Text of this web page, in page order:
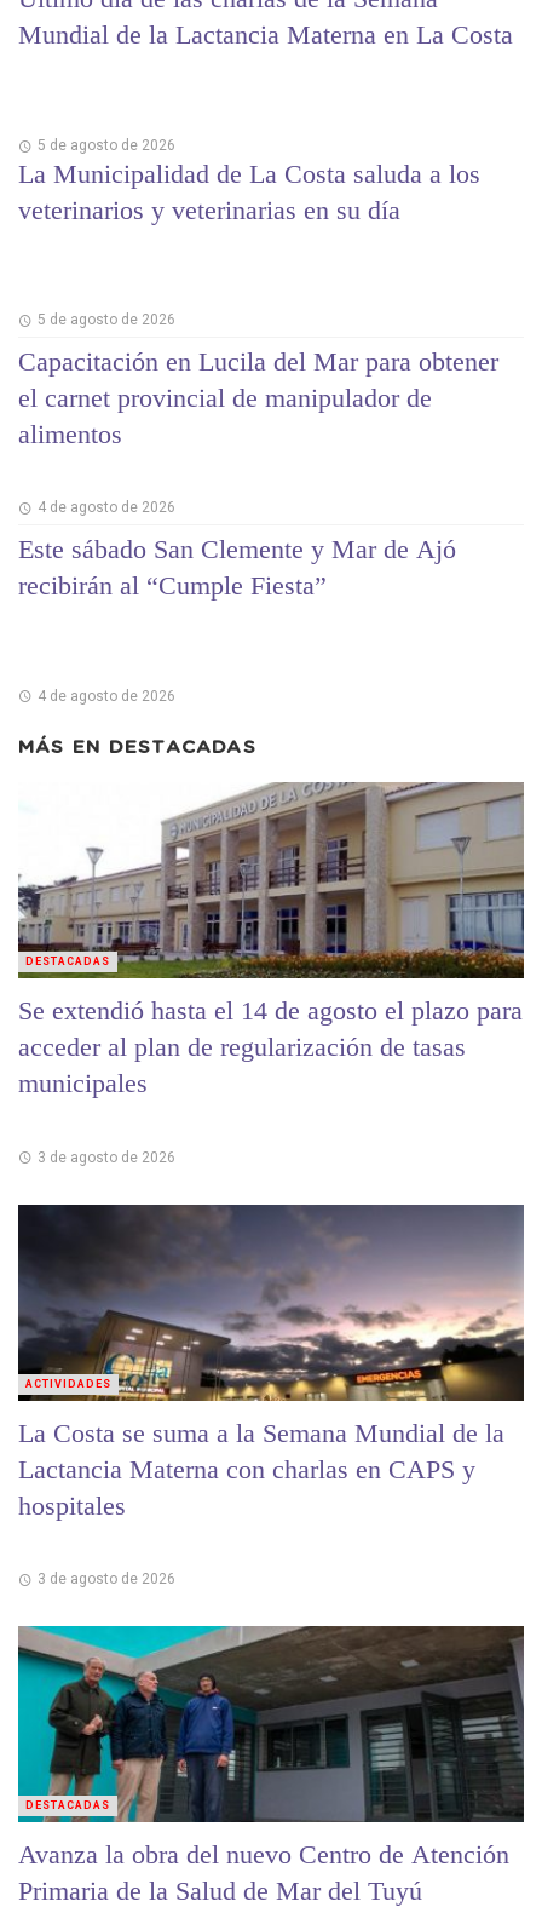
Mundial de la Lactancia Materna en La Costa
5 de agosto de 2026
La Municipalidad de La Costa saluda a los
veterinarios y veterinarias en su día
5 de agosto de 2026
Capacitación en Lucila del Mar para obtener
el carnet provincial de manipulador de
alimentos
4 de agosto de 2026
Este sábado San Clemente y Mar de Ajó
recibirán al “Cumple Fiesta”
4 de agosto de 2026
MÁS EN DESTACADAS
Se extendió hasta el 14 de agosto el plazo para
acceder al plan de regularización de tasas
municipales
3 de agosto de 2026
DESTACADAS
La Costa se suma a la Semana Mundial de la
Lactancia Materna con charlas en CAPS y
hospitales
3 de agosto de 2026
ACTIVIDADES
Avanza la obra del nuevo Centro de Atención
Primaria de la Salud de Mar del Tuyú
DESTACADAS